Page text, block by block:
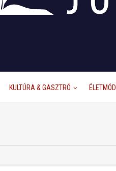
KULTÚRA & GASZTRÓ ÉLETMÓD